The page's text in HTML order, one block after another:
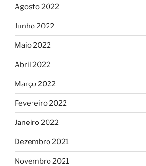
Agosto 2022
Junho 2022
Maio 2022
Abril 2022
Março 2022
Fevereiro 2022
Janeiro 2022
Dezembro 2021
Novembro 2021